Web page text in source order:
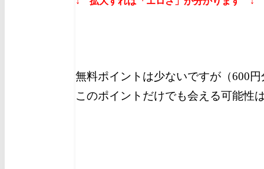
無料ポイントは少ないですが（600
このポイントだけでも会える可能性